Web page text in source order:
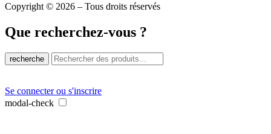
Copyright © 2026 – Tous droits réservés
Que recherchez-vous ?
recherche
Se connecter ou s'inscrire
modal-check